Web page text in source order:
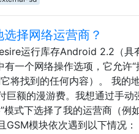
择网络运营商？
运行库存Android 2.2（具
有一个网络操作选项，它允许
将找到的任何内容）。 我
巨额的漫游费。我想通过手
模式下选择了我的运营商（例
GSM模块依次遇到以下情况